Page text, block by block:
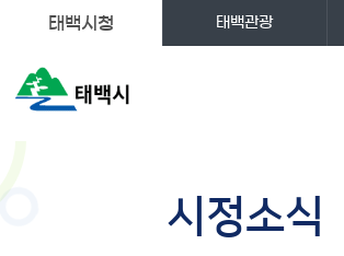
태백시청 태백관광
시정소식